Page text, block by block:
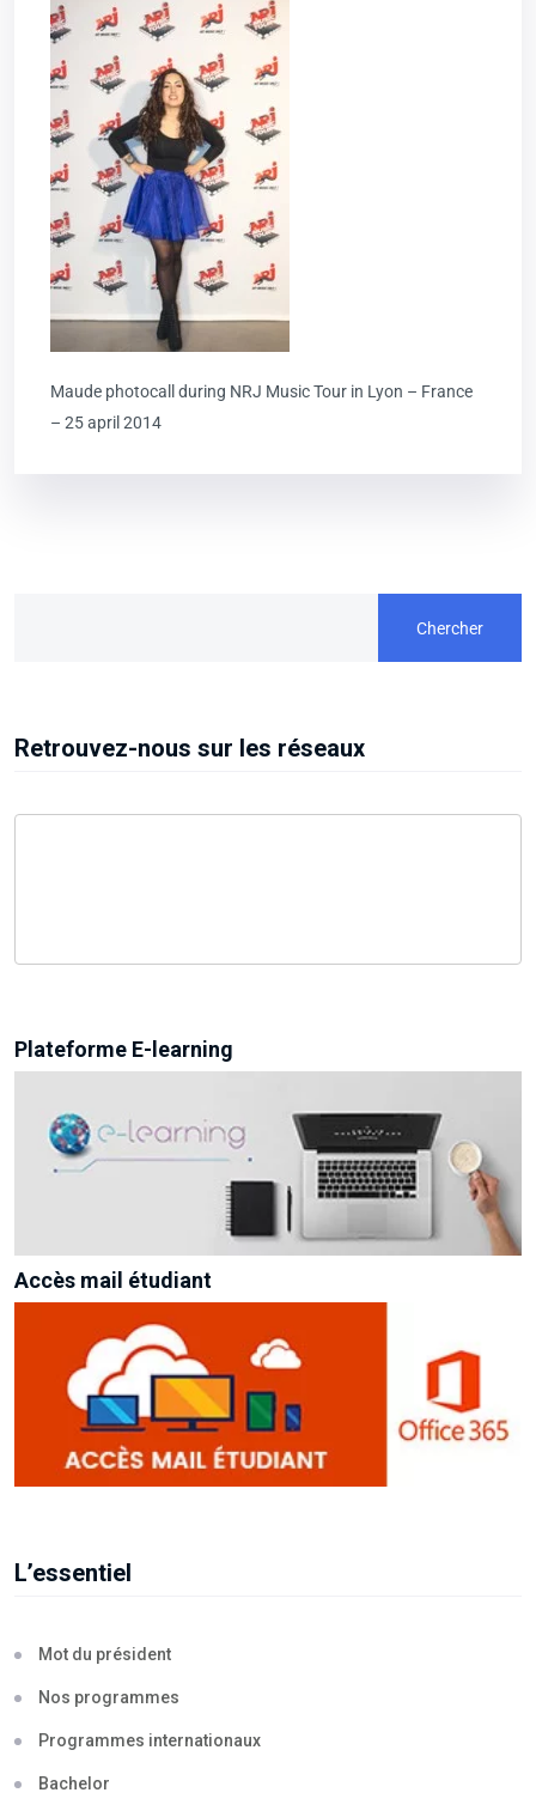
Maude photocall during NRJ Music Tour in Lyon – France
– 25 april 2014
Chercher
Retrouvez-nous sur les réseaux
Plateforme E-learning
Accès mail étudiant
L’essentiel
Mot du président
Nos programmes
Programmes internationaux
Bachelor